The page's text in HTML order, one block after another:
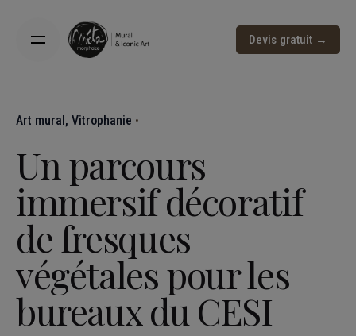
Devis gratuit →
Art mural Vitrophanie
Un parcours
immersif décoratif
de fresques
végétales pour les
bureaux du CESI